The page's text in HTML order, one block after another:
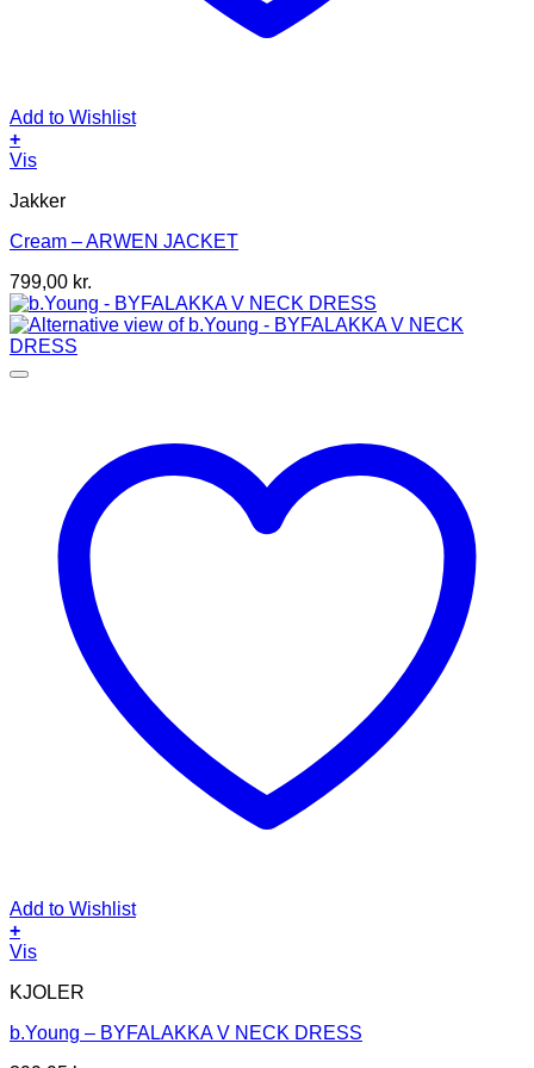
Add to Wishlist
+
Dette
har
varianter.
kan
vælges
på
varesiden
Vis
Jakker
Cream – ARWEN JACKET
799,00 kr.
Add to Wishlist
+
Dette
har
varianter.
Vis
KJOLER
b.Young – BYFALAKKA V NECK DRESS